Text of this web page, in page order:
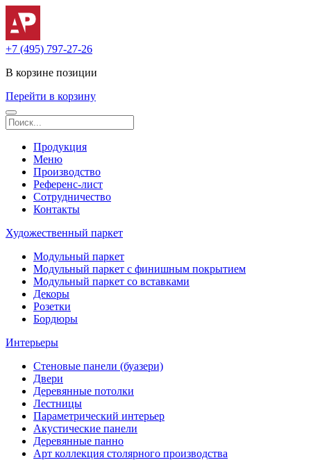
+7 (495) 797-27-26
В корзине позиции
Перейти в корзину
Продукция
Меню
Производство
Референс-лист
Сотрудничество
Контакты
Художественный паркет
Модульный паркет
Модульный паркет с финишным покрытием
Модульный паркет со вставками
Декоры
Розетки
Бордюры
Интерьеры
Стеновые панели (буазери)
Двери
Деревянные потолки
Лестницы
Параметрический интерьер
Акустические панели
Деревянные панно
Арт коллекция столярного производства